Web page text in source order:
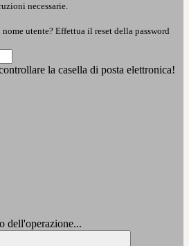
necessarie.
utente? Effettua il reset della password
la casella di posta elettronica!
dell'operazione...